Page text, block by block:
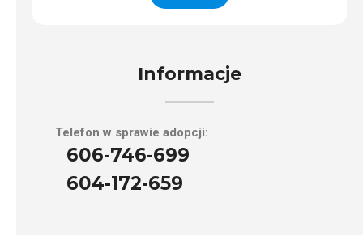
Informacje
Telefon w sprawie adopcji:
606-746-699
604-172-659